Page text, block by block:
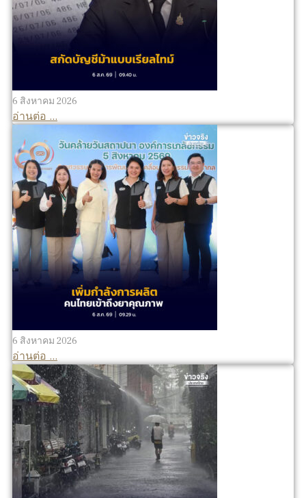
6 สิงหาคม 2026
อ่านต่อ ...
6 สิงหาคม 2026
อ่านต่อ ...